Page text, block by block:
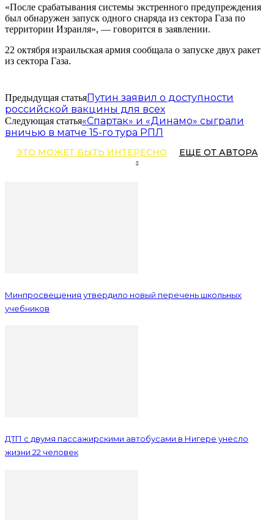
«После срабатывания системы экстренного предупреждения
был обнаружен запуск одного снаряда из сектора Газа по
территории Израиля», — говорится в заявлении.
22 октября израильская армия сообщала о запуске двух ракет
из сектора Газа.
Предыдущая статьяПутин заявил о доступности
российской вакцины для всех
Следующая статья«Спартак» и «Динамо» сыграли
вничью в матче 15-го тура РПЛ
ЭТО МОЖЕТ БЫТЬ ИНТЕРЕСНО ЕЩЕ ОТ АВТОРА
Минпросвещения утвердило новый перечень школьных
учебников
ДТП с двумя пассажирскими автобусами в Нигере унесло
жизни 22 человек